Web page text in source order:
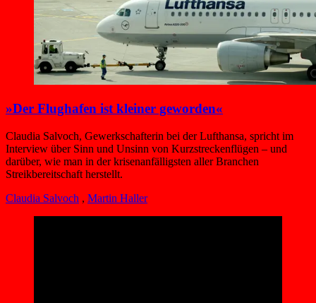
»Der Flughafen ist kleiner geworden«
Claudia Salvoch, Gewerkschafterin bei der Lufthansa, spricht im
Interview über Sinn und Unsinn von Kurzstreckenflügen – und
darüber, wie man in der krisenanfälligsten aller Branchen
Streikbereitschaft herstellt.
Claudia Salvoch , Martin Haller